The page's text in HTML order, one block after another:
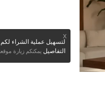
X
لتسهيل عملية الشراء
التفاصيل يمكنكم زيارة